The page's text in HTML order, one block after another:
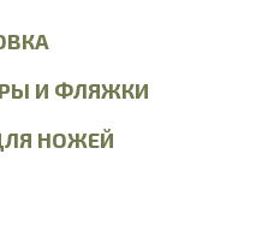
И ФЛЯЖКИ
НОЖЕЙ